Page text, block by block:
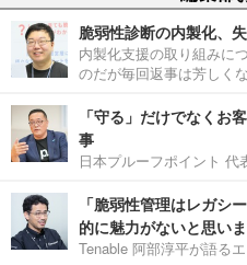
脆弱性診断の内製化、
内製化支援の取り組みに
のだが毎回返事は芳しく
「守る」だけでなくお
事
日本プルーフポイント
「脆弱性管理はレガシ
的に魅力がないと思い
Tenable 阿部淳平が語る